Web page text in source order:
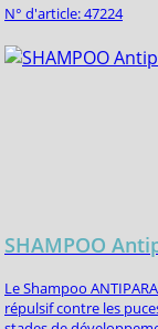
N° d'article: 47224
SHAMPOO
Le Shampoo
répulsif contre les